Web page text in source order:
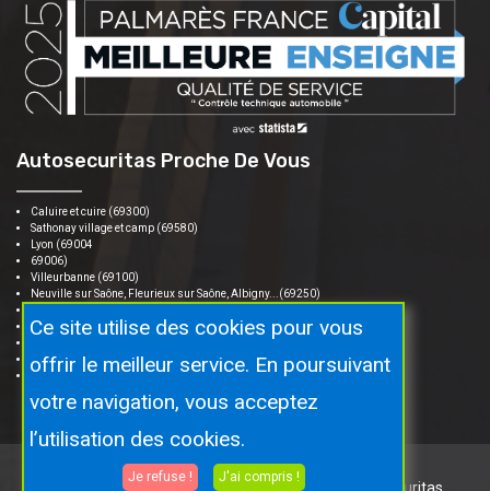
Autosecuritas Proche De Vous
Caluire et cuire (69300)
Sathonay village et camp (69580)
Lyon (69004
69006)
Villeurbanne (69100)
Neuville sur Saône, Fleurieux sur Saône, Albigny...(69250)
Saint cyr au mont d'or (69450)
Rilleux la pape (69140)
Ce site utilise des cookies pour vous
offrir le meilleur service. En poursuivant
votre navigation, vous acceptez
l’utilisation des cookies.
Je refuse ! J'ai compris !